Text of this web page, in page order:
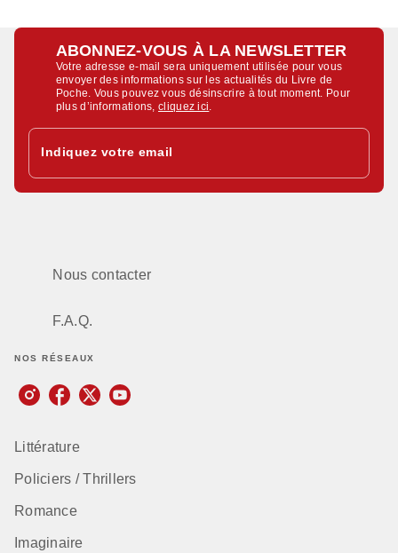
ABONNEZ-VOUS À LA NEWSLETTER
Votre adresse e-mail sera uniquement utilisée pour vous
envoyer des informations sur les actualités du Livre de
Poche. Vous pouvez vous désinscrire à tout moment. Pour
plus d’informations,cliquez ici
Indiquez votre email
Nous contacter
F.A.Q.
NOS RÉSEAUX
Littérature
Policiers / Thrillers
Romance
Imaginaire